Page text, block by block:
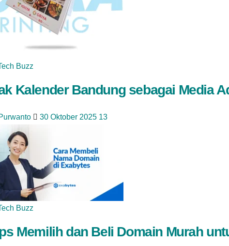
Buzz
Kalender Bandung sebagai Media
30 Oktober 2025 13
Buzz
Memilih dan Beli Domain Murah